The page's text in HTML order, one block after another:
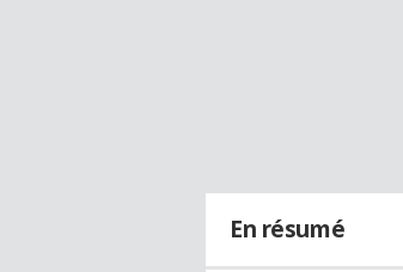
En résumé